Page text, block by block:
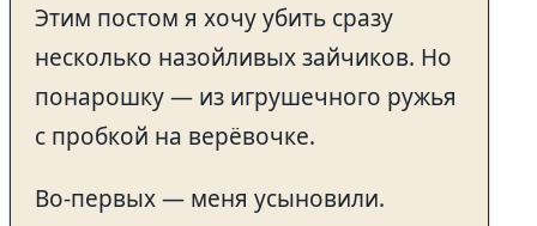
Этим постом я хочу убить сразу
несколько назойливых зайчиков. Но
понарошку — из игрушечного ружья
с пробкой на верёвочке.
Во-первых — меня усыновили.